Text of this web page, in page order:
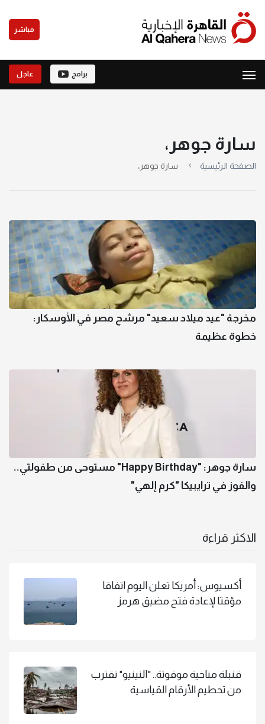
مباشر
برامج عاجل
سارة جوهر،
الصفحة الرئيسية سارة جوهر،
مخرجة "عيد ميلاد سعيد" مرشح مصر في الأوسكار:
خطوة عظيمة
سارة جوهر: "Happy Birthday" مستوحى من طفولتي..
والفوز في ترايبيكا "كرم إلهي"
الاكثر قراءة
أكسيوس: أمريكا تعلن اليوم اتفاقا
مؤقتا لإعادة فتح مضيق هرمز
قنبلة مناخية موقوتة.. "النينيو" تقترب
من تحطيم الأرقام القياسية